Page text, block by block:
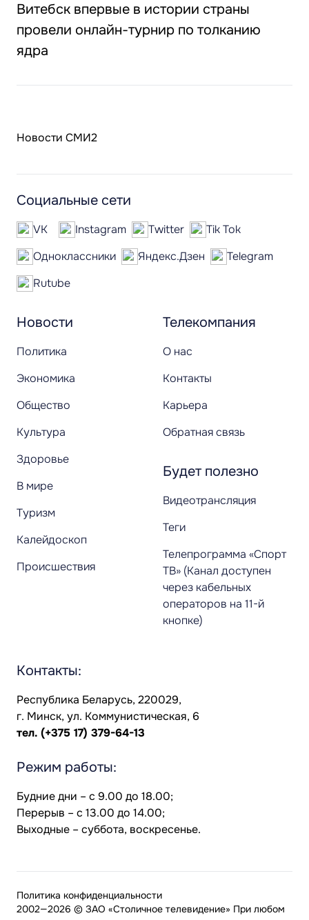
Витебск впервые в истории страны
провели онлайн-турнир по толканию
ядра
Новости СМИ2
Новости
Политика
Экономика
Общество
Культура
Здоровье
В мире
Туризм
Калейдоскоп
Происшествия
Телекомпания
О нас
Контакты
Карьера
Обратная связь
Будет полезно
Видеотрансляция
Теги
Телепрограмма «Спорт
ТВ» (Канал доступен
через кабельных
операторов на 11-й
кнопке)
Социальные сети
VK Instagram Twitter
Tik Tok
Одноклассники
Яндекс.Дзен
Telegram
Rutube
Контакты:
Республика Беларусь, 220029,
г. Минск, ул. Коммунистическая, 6
тел. (+375 17) 379-64-13
Режим работы:
Будние дни – с 9.00 до 18.00;
Перерыв – с 13.00 до 14.00;
Выходные – суббота, воскресенье.
2002—2026 © ЗАО «Столичное телевидение» При любом
Политика конфиденциальности